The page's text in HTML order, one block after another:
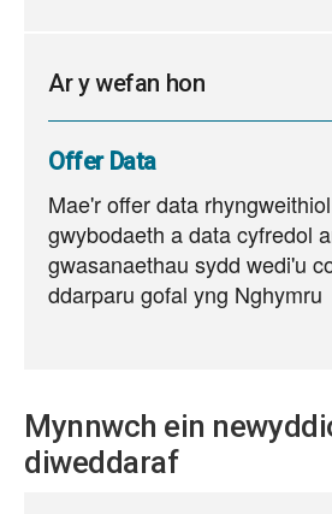
Ar y wefan hon
Offer Data
Mae'r offer data
gwybodaeth a data cyfredol
gwasanaethau sydd wedi'u
ddarparu gofal yng Nghymru
Mynnwch ein
diweddaraf